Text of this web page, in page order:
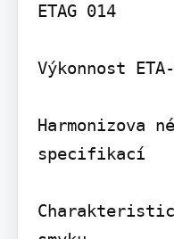
ETAG 014
Výkonnost
Harmonizova
specifikací